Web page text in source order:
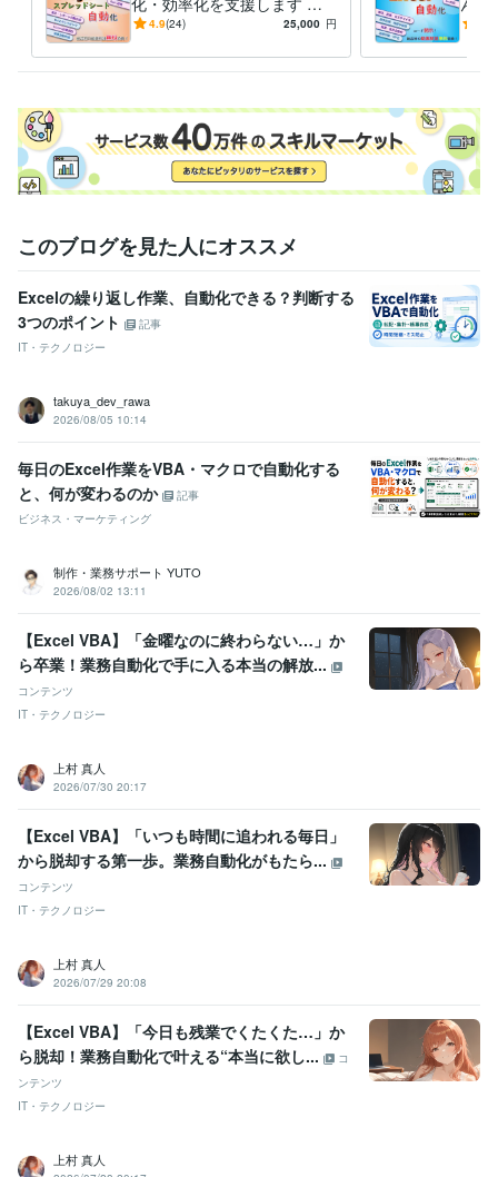
Wix:3年Excel:13年Google スプレッドシート:4年 Word:13年
Looker Studio:2年
Jw_cad:2年
Rhinoceros:2年
その他ツール
Excel VBA:12年
得意分野
IT相談・システム開発 Excelツール開発 ExcelとPython連携 ハイエ
Excel VBA プログラミング 数学 デザイン
介護
学校 在庫管理
学習指導・資格・キャリア相談 ExcelVBAのコーティング対応 ココ
ナラでの販売アドバイス
Excel VBA ココナラ
学歴
票作成／Gmail／Slack／スク
4.9(24) 25,000 円
化/
このブログを見た人にオススメ
Excelの繰り返し作業、自動化できる？判断する
3つのポイント
記事
IT・テクノロジー
takuya_dev_rawa
2026/08/05 10:14
毎日のExcel作業をVBA・マクロで自動化する
と、何が変わるのか
記事
ビジネス・マーケティング
制作・業務サポート YUTO
2026/08/02 13:11
【Excel VBA】「金曜なのに終わらない…」か
ら卒業！業務自動化で手に入る本当の解放...
コンテンツ
IT・テクノロジー
上村 真人
2026/07/30 20:17
【Excel VBA】「いつも時間に追われる毎日」
から脱却する第一歩。業務自動化がもたら...
コンテンツ
IT・テクノロジー
上村 真人
2026/07/29 20:08
【Excel VBA】「今日も残業でくたくた…」か
ら脱却！業務自動化で叶える“本当に欲し...
コ
ンテンツ
IT・テクノロジー
上村 真人